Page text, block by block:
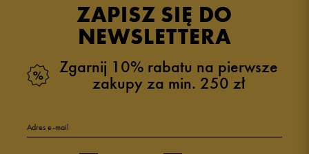
ZAPISZ SIĘ DO
NEWSLETTERA
Zgarnij 10% rabatu na pierwsze
zakupy za min. 250 zł
Adres e-mail